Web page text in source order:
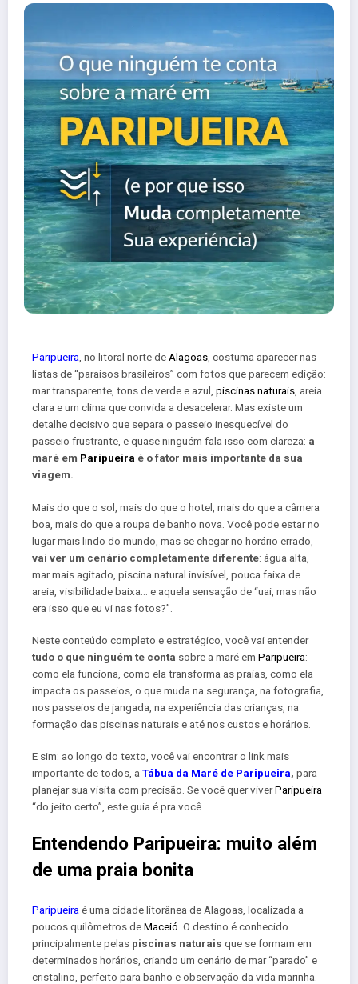
Paripueira, no litoral norte deAlagoas, costuma aparecer nas
listas de “paraísos brasileiros” com fotos que parecem edição:
mar transparente, tons de verde e azul, piscinas naturais, areia
clara e um clima que convida a desacelerar. Mas existe um
detalhe decisivo que separa o passeio inesquecível do
passeio frustrante, e quase ninguém fala isso com clareza: a
maré em Paripueira é o fator mais importante da sua
viagem.
Mais do que o sol, mais do que o hotel, mais do que a câmera
boa, mais do que a roupa de banho nova. Você pode estar no
lugar mais lindo do mundo, mas se chegar no horário errado,
vai ver um cenário completamente diferente: água alta,
mar mais agitado, piscina natural invisível, pouca faixa de
areia, visibilidade baixa… e aquela sensação de “uai, mas não
era isso que eu vi nas fotos?”.
Neste conteúdo completo e estratégico, você vai entender
tudo o que ninguém te conta sobre a maré em Paripueira:
como ela funciona, como ela transforma as praias, como ela
impacta os passeios, o que muda na segurança, na fotografia,
nos passeios de jangada, na experiência das crianças, na
formação das piscinas naturais e até nos custos e horários.
E sim: ao longo do texto, você vai encontrar o link mais
importante de todos, a Tábua da Maré de Paripueira, para
planejar sua visita com precisão. Se você quer viverParipueira
“do jeito certo”, este guia é pra você.
Entendendo Paripueira: muito além
de uma praia bonita
Paripueira é uma cidade litorânea de Alagoas, localizada a
poucos quilômetros deMaceió . O destino é conhecido
principalmente pelas piscinas naturais que se formam em
determinados horários, criando um cenário de mar “parado” e
cristalino, perfeito para banho e observação da vida marinha.